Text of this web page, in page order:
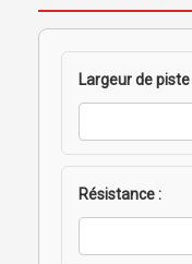
Largeur de
Résistance :